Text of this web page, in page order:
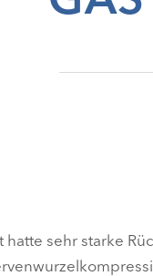
hatte sehr starke